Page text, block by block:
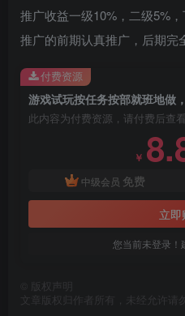
推广收益一级10%，二级5%
推广的前期认真推广，后期完
游戏试玩按任务按部就班地做
此内容为付费资源，请付费后查看
￥
中级会员 免费
立
您当前未登录！
付费资源
版权声明
文章版权归作者所有，未经允许请